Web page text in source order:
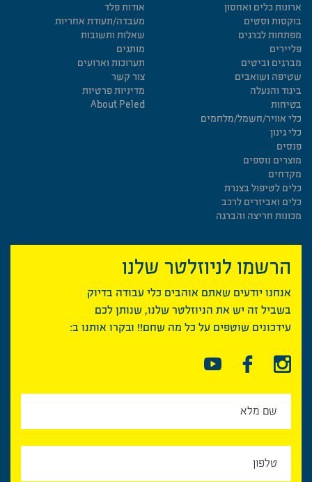
ארונות כלים ואחסון
בוקסות וסטים
מפתחות לברגים
פליירים
מברגים וביטים
שטיפה ושואבים
ביגוד והנעלה
בטיחות
כלי אוויר/חשמל/מלחמים
כלי גינון
פנסים
מוצרים נוספים
מקדחים
כלים לטיפול בצנרת
כלים ואביזרים לרכב
מכונות חריצה והברגה
אודות פלד
מעבדה/תעודת אחריות
שאלות ותשובות
מותגים
תערוכות וארועים
צור קשר
מדיניות פרטיות
About Peled
הרשמו לניוזלטר שלנו
אנחנו יודעים שאתם אוהבים כלי עבודה בדיוק
בשביל זה יש את הניוזלטר שלנו, שנותן לכם
עידכונים שוטפים על כל מה שחם!! ובקרו אותנו ב: